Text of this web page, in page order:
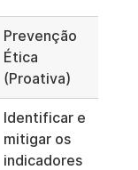
Prevenção
Ética
(Proativa)
Identificar e
mitigar os
indicadores